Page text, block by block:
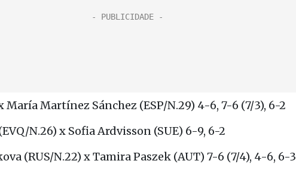
María Martínez Sánchez (ESP/N.29) 4-6, 7-6 (7/3), 6-2
N.26) x Sofia Ardvisson (SUE) 6-9, 6-2
(RUS/N.22) x Tamira Paszek (AUT) 7-6 (7/4), 4-6, 6-3